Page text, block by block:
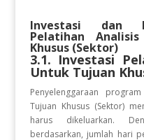
Investasi dan
Pelatihan
Khusus (Sektor)
3.1. Investasi
Untuk Tujuan
Penyelenggaraan
Tujuan Khusus (Sektor)
harus dikeluarkan.
berdasarkan, jumlah hari